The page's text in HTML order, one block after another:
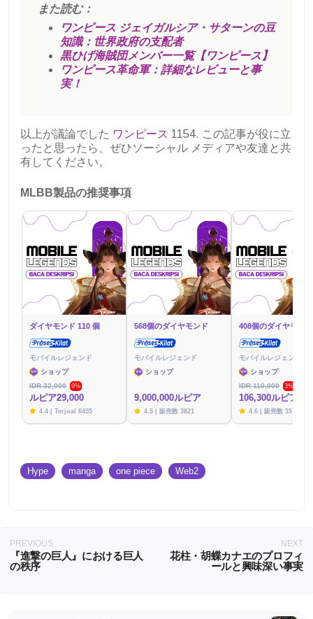
また読む：
ワンピース ジェイガルシア・サターンの豆
知識：世界政府の支配者
黒ひげ海賊団メンバー一覧【ワンピース】
ワンピース革命軍：詳細なレビューと事
実！
以上が議論でした ワンピース 1154. この記事が役に立
ったと思ったら、ぜひソーシャル メディアや友達と共
有してください。
MLBB製品の推奨事項
ダイヤモンド 110 個
モバイルレジェンド
ショップ
IDR 32,000
9%
ルピア29,000
4.4 | Terjual 6455
568個のダイヤモンド
モバイルレジェンド
ショップ
9,000,000ルピア
4.5 | 販売数 3821
408個のダイヤモンド
モバイルレジェンド
ショップ
IDR 110,000
3%
106,300ルピア
4.6 | 販売数 3576
Hype manga one piece Web2
PREVIOUS
『進撃の巨人』における巨人
の秩序
NEXT
花柱・胡蝶カナエのプロフィ
ールと興味深い事実